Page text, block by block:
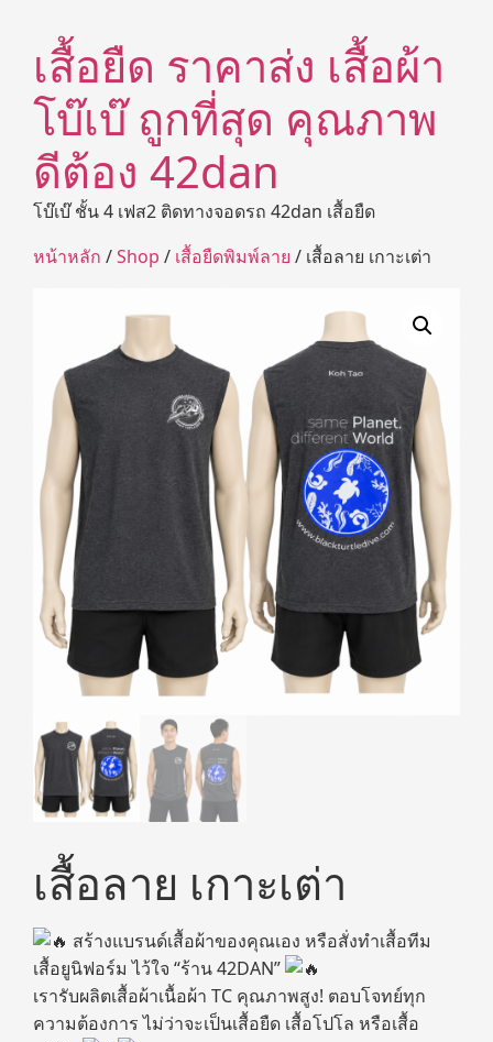
เสื้อยืด ราคาส่ง เสื้อผ้า
โบ๊เบ๊ ถูกที่สุด คุณภาพ
ดีต้อง 42dan
โบ๊เบ๊ ชั้น 4 เฟส2 ติดทางจอดรถ 42dan เสื้อยืด
หน้าหลัก /Shop / เสื้อยืดพิมพ์ลาย / เสื้อลาย เกาะเต่า
เสื้อลาย เกาะเต่า
สร้างแบรนด์เสื้อผ้าของคุณเอง หรือสั่งทำเสื้อทีม
เสื้อยูนิฟอร์ม ไว้ใจ “ร้าน 42DAN”
เรารับผลิตเสื้อผ้าเนื้อผ้า TC คุณภาพสูง! ตอบโจทย์ทุก
ความต้องการ ไม่ว่าจะเป็นเสื้อยืด เสื้อโปโล หรือเสื้อ